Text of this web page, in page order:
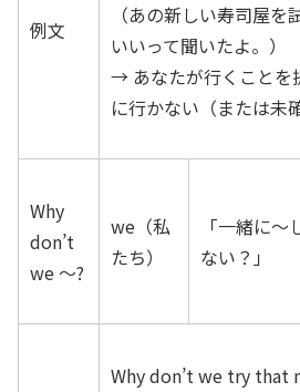
例文
（あの新しい寿司屋
いいって聞いたよ。）
→ あなたが行くことを
に行かない（または未
Why
don’t
we ～?
we（私
たち）
「一緒に〜
ない？」
Why don’t we try that